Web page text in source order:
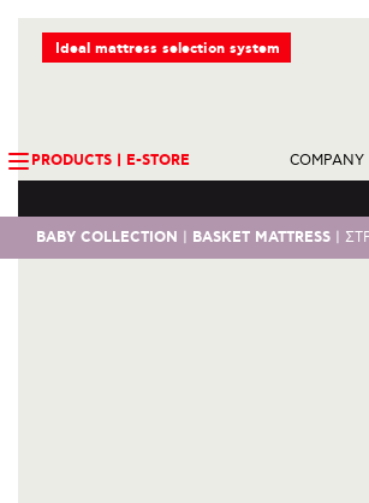
Ideal mattress selection system
PRODUCTS | Ε-STORE COMPANY
BABY COLLECTION BASKET MATTRESS